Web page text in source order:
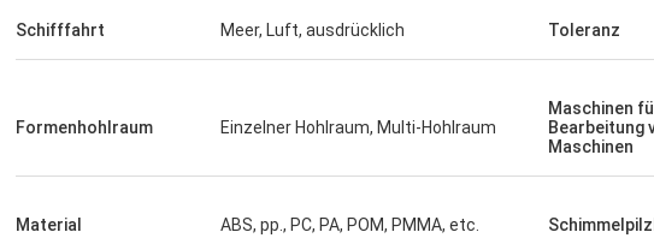
Dank für genug sich interessieren zu
finden – viel geschätzt von uns in RnD,
Ja erledigen Sie ausgezeichnete
danke Welson, i-undesratnd, das
Schifffahrt Meer, Luft, ausdrücklich Toleranz
Formenhohlraum Einzelner Hohlraum, Multi-Hohlraum
Maschinen
Bearbeitung
Maschinen
Material ABS, pp., PC, PA, POM, PMMA, etc.